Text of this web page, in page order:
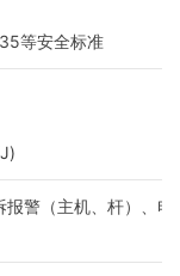
等安全标准
警（主机、杆）、电